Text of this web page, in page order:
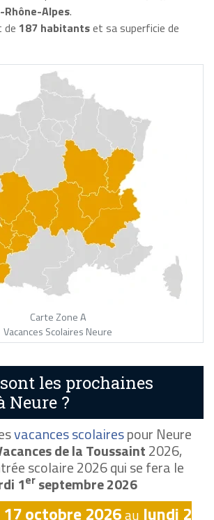
Alpes.
de 187 habitantset sa superficie de
Carte Zone A
Vacances Scolaires Neure
les prochaines
Neure ?
vacances scolairespour Neure
de la Toussaint2026,
scolaire 2026 qui se fera le
1er septembre 2026
octobre 2026au lundi 2